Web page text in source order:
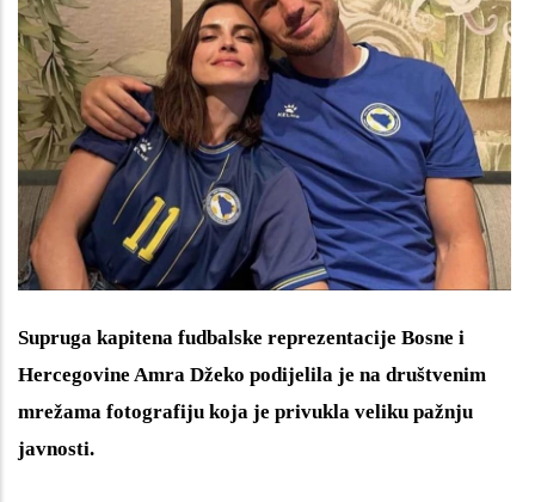
Supruga kapitena fudbalske reprezentacije Bosne i
Hercegovine Amra Džeko podijelila je na društvenim
mrežama fotografiju koja je privukla veliku pažnju
javnosti.